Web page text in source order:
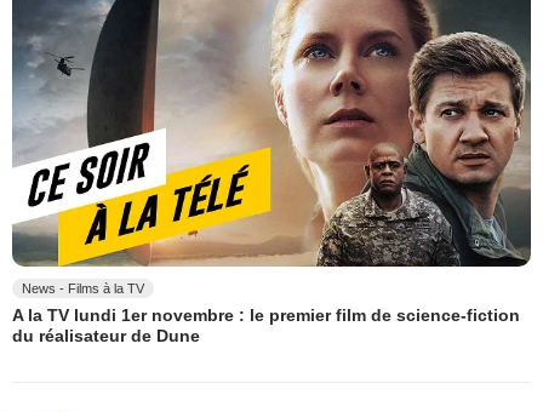
News - Films à la TV
A la TV lundi 1er novembre : le premier film de science-fiction
du réalisateur de Dune